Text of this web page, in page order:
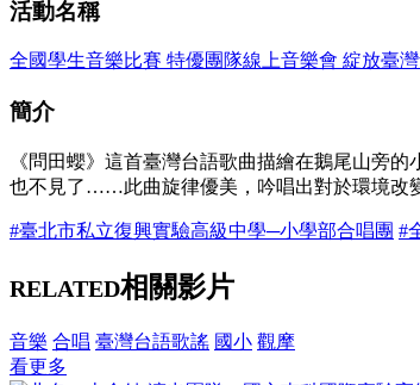
活動名稱
全國學生音樂比賽 特優團隊線上音樂會 綻放臺
簡介
《問田蠳》這首臺灣台語歌曲描繪在鵝尾山旁
也不見了……此曲旋律優美，吟唱出對於環境改
#臺北市私立復興實驗高級中學─小學部合唱團 #
RELATED相關影片
音樂 合唱 臺灣台語歌謠 國小 觀摩
看更多